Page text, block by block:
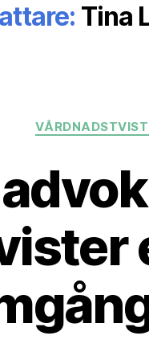
Tina
VÅRDNADSTVIST